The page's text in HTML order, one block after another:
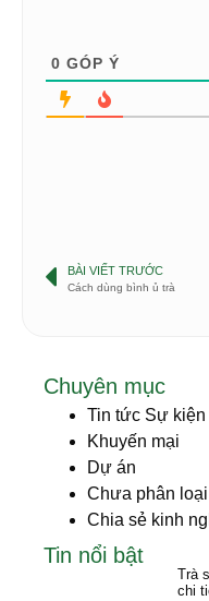
0 GÓP Ý
BÀI VIẾT TRƯỚC
Cách dùng bình ủ trà
Chuyên mục
Tin tức Sự kiện
Khuyến mại
Dự án
Chưa phân loại
Chia sẻ kinh
Tin nổi bật
Trà
chi